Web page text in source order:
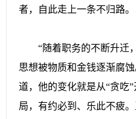
者，自此走上一条不归路。
“随着职务的不断升迁，
思想被物质和金钱逐渐腐
道，他的变化就是从“贪吃
局，有约必到、乐此不疲